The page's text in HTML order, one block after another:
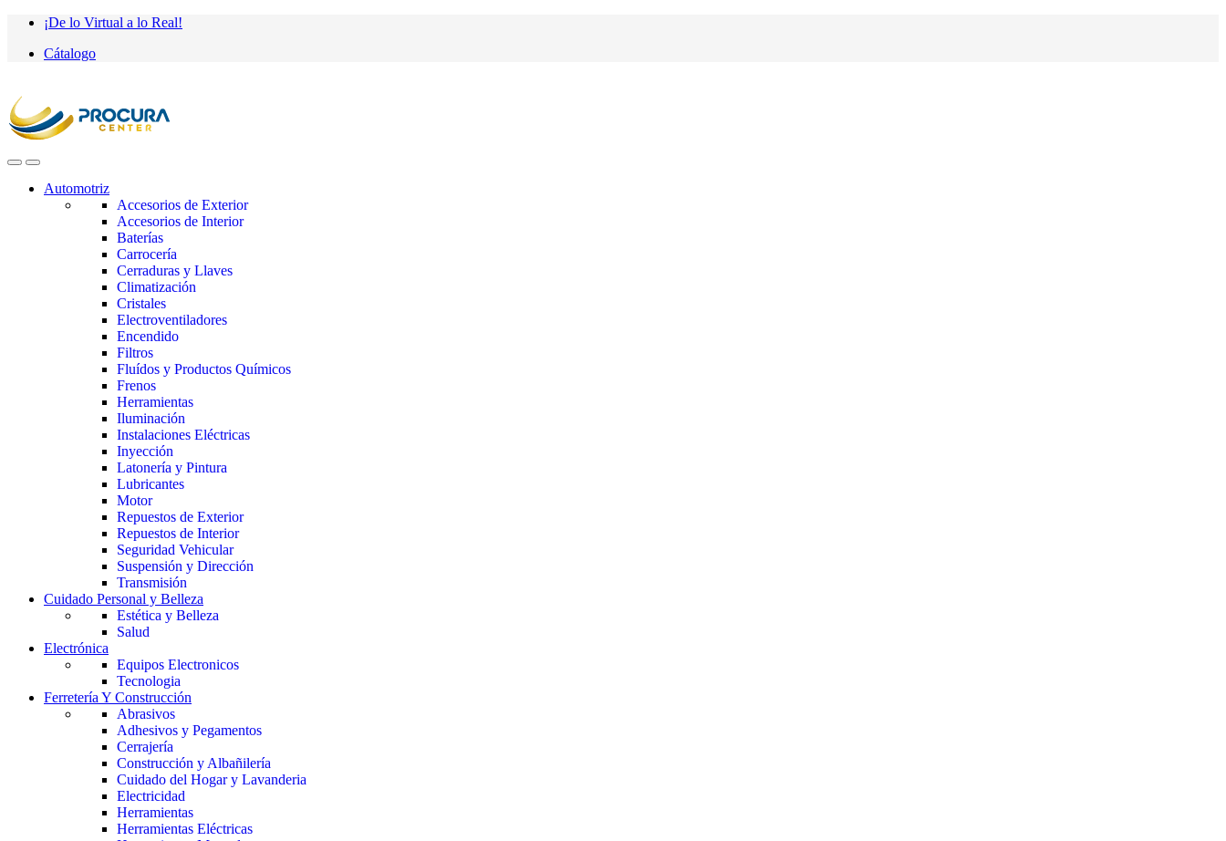
Saltar
navegación
saltar
contenido
¡De lo Virtual a lo Real!
Cátalogo
Automotriz
Accesorios de Exterior
Accesorios de Interior
Baterías
Carrocería
Cerraduras y Llaves
Climatización
Cristales
Electroventiladores
Encendido
Filtros
Fluídos y Productos Químicos
Frenos
Herramientas
Iluminación
Instalaciones Eléctricas
Inyección
Latonería y Pintura
Lubricantes
Motor
Repuestos de Exterior
Repuestos de Interior
Seguridad Vehicular
Suspensión y Dirección
Transmisión
Cuidado Personal y Belleza
Estética y Belleza
Salud
Electrónica
Equipos Electronicos
Tecnologia
Ferretería Y Construcción
Abrasivos
Adhesivos y Pegamentos
Cerrajería
Construcción y Albañilería
Cuidado del Hogar y Lavanderia
Electricidad
Herramientas
Herramientas Eléctricas